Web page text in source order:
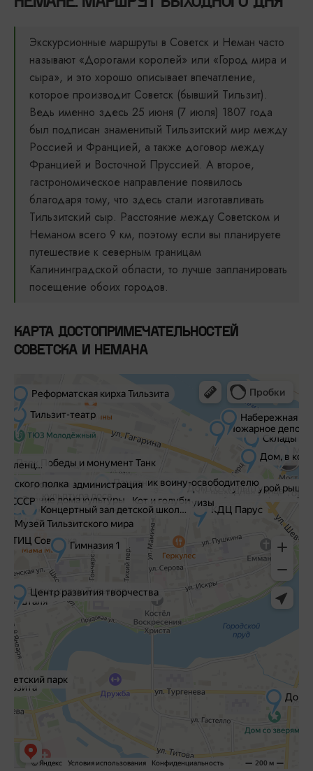
Экскурсионные маршруты в Советск и Неман часто
называют «Дорогами королей» или «Город мира и
сыра», и это хорошо описывает впечатление,
которое производит Советск (бывший Тильзит).
Ведь именно здесь 25 июня (7 июля) 1807 года
был подписан знаменитый Тильзитский мир между
Россией и Францией, а также договор между
Францией и Восточной Пруссией. А второе,
гастрономическое направление появилось
благодаря тому, что здесь стали изготавливать
Тильзитский сыр. Расстояние между Советском и
Неманом всего 9 км, поэтому если вы планируете
путешествие к северным границам
Калининградской области, то лучше запланировать
посещение обоих городов.
КАРТА ДОСТОПРИМЕЧАТЕЛЬНОСТЕЙ
СОВЕТСКА И НЕМАНА